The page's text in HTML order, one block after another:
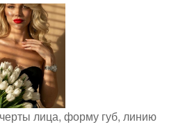
лица, форму губ, линию